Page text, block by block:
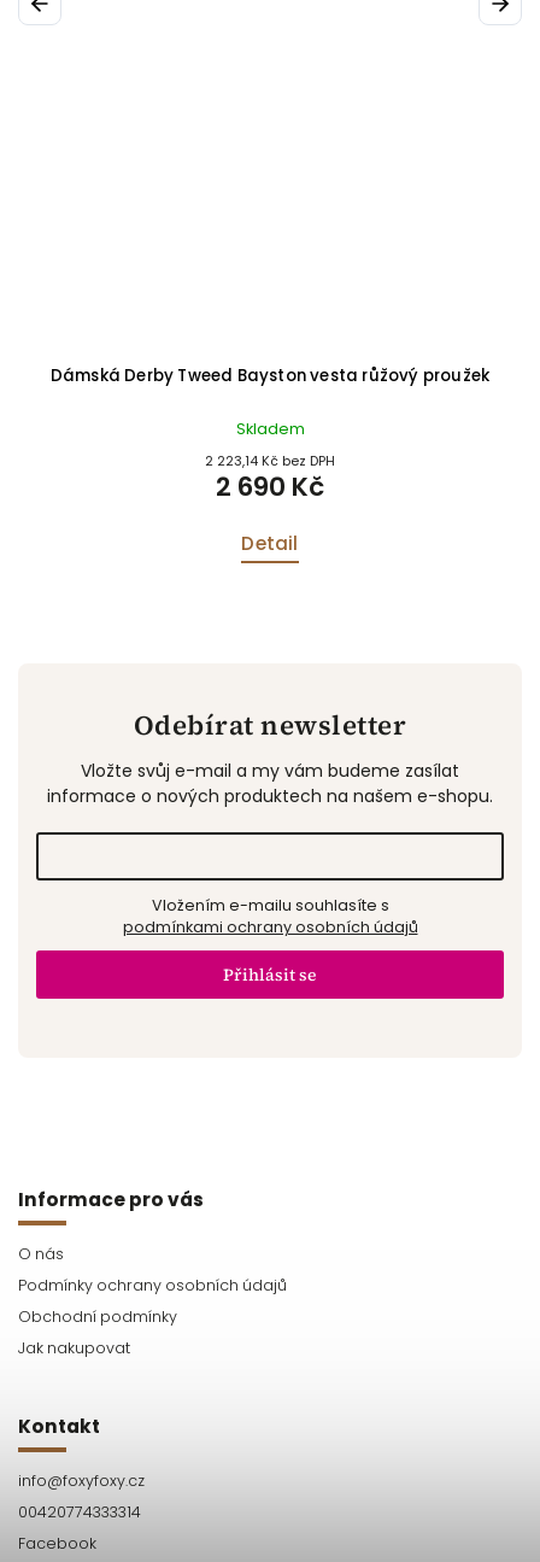
Dámská Derby Tweed Bayston vesta růžový proužek
Skladem
2 223,14 Kč bez DPH
2 690 Kč
Detail
Odebírat newsletter
Vložte svůj e-mail a my vám budeme zasílat
informace o nových produktech na našem e-shopu.
podmínkami ochrany osobních údajů
Přihlásit se
Informace pro vás
O nás
Podmínky ochrany osobních údajů
Obchodní podmínky
Jak nakupovat
Kontakt
info@foxyfoxy.cz
00420774333314
Facebook